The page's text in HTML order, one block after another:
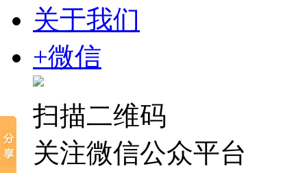
关于我们
+微信
扫描二维码
关注微信公众平台